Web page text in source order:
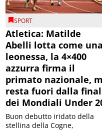
SPORT
Atletica: Matilde
Abelli lotta come una
leonessa, la 4×400
azzurra firma il
primato nazionale,
resta fuori dalla
dei Mondiali Under
Buon debutto iridato della
stellina della Cogne,